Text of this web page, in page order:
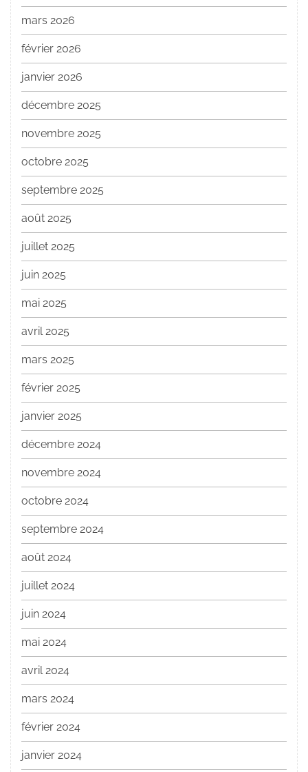
mars 2026
février 2026
janvier 2026
décembre 2025
novembre 2025
octobre 2025
septembre 2025
août 2025
juillet 2025
juin 2025
mai 2025
avril 2025
mars 2025
février 2025
janvier 2025
décembre 2024
novembre 2024
octobre 2024
septembre 2024
août 2024
juillet 2024
juin 2024
mai 2024
avril 2024
mars 2024
février 2024
janvier 2024